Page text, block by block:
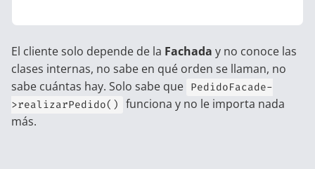
El cliente solo depende de la Fachada y no conoce las
clases internas, no sabe en qué orden se llaman, no
sabe cuántas hay. Solo sabe que PedidoFacade-
>realizarPedido()
funciona y no le importa nada
más.